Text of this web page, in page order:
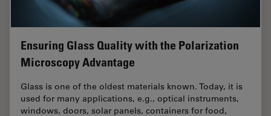
Ensuring Glass Quality with the Polarization
Microscopy Advantage
Glass is one of the oldest materials known. Today, it is
used for many applications, e.g., optical instruments,
windows, doors, solar panels, containers for food,